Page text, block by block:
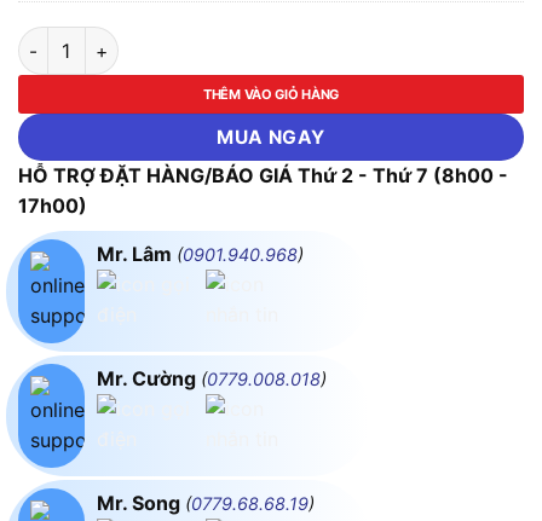
ĐÈN LED MPE DEFORMABLE LIGHT số lượng
THÊM VÀO GIỎ HÀNG
MUA NGAY
HỖ TRỢ ĐẶT HÀNG/BÁO GIÁ Thứ 2 - Thứ 7 (8h00 -
17h00)
Mr. Lâm (0901.940.968)
Mr. Cường (0779.008.018)
Mr. Song (0779.68.68.19)